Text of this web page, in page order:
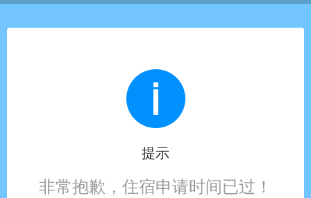
提示
非常抱歉，住宿申请时间已过！